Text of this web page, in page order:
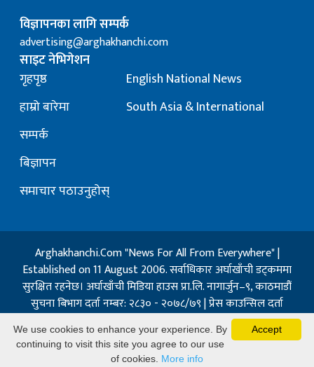
विज्ञापनका लागि सम्पर्क
advertising@arghakhanchi.com
साइट नेभिगेशन
गृहपृष्ठ
हाम्रो बारेमा
सम्पर्क
बिज्ञापन
समाचार पठाउनुहोस्
English National News
South Asia & International
Arghakhanchi.Com "News For All From Everywhere" |
Established on 11 August 2006. सर्वाधिकार अर्घाखाँची डट्कममा
सुरक्षित रहनेछ। अर्घाखाँची मिडिया हाउस प्रा.लि. नागार्जुन–९, काठमाडौं
सुचना बिभाग दर्ता नम्बर: २८३० - २०७८/७९ | प्रेस काउन्सिल दर्ता
नम्बर: १३२ / २०७३-०४-२१ | जिप्रका सि- नम्बर: ७, दर्ता नम्बर
७-०६७-६८
Powered By:Best Nepal
Accept
We use cookies to enhance your experience. By
continuing to visit this site you agree to our use
of cookies. More info